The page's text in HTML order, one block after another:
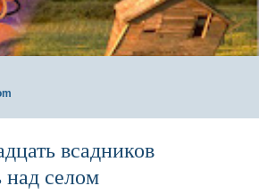
всадников
над селом